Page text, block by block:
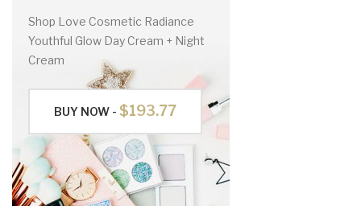
Shop Love Cosmetic Radiance
Youthful Glow Day Cream + Night
Cream
BUY NOW - $193.77